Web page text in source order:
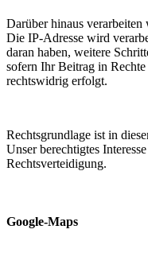
Darüber hinaus
Die IP-Adresse wird
daran haben, weitere
sofern Ihr Beitrag in
rechtswidrig erfolgt.
Rechtsgrundlage ist in
Unser berechtigtes
Rechtsverteidigung.
Google-Maps